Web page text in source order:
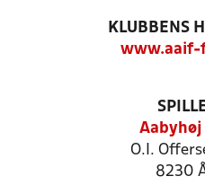
KLUBBENS
www.aaif-
Aabyhøj
O.I.
8230